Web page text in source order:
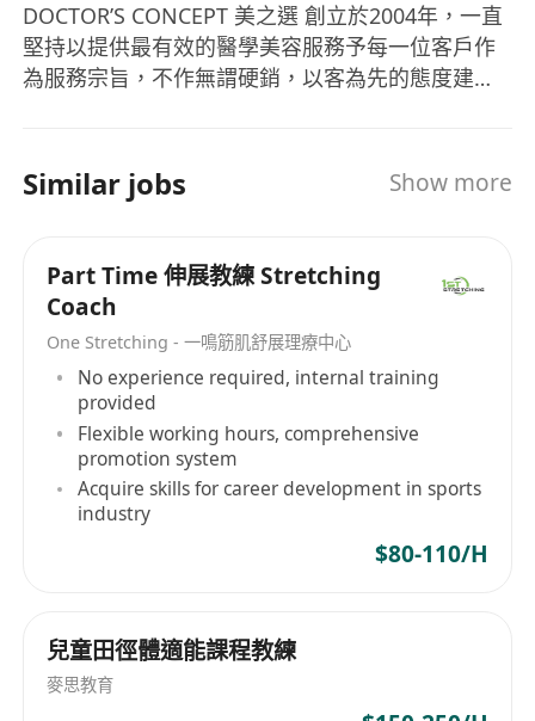
DOCTOR’S CONCEPT 美之選 創立於2004年，一直
堅持以提供最有效的醫學美容服務予每一位客戶作
為服務宗旨，不作無謂硬銷，以客為先的態度建立
科技，並引入嶄新儀器，務求帶給客戶多項國際級
醫美服務，於 DOCTOR’S CONCEPT 開展美麗之
Similar jobs Show more
Part Time 伸展教練 Stretching
Coach
One Stretching - 一鳴筋肌舒展理療中心
No experience required, internal training
provided
Flexible working hours, comprehensive
promotion system
Acquire skills for career development in sports
industry
$80-110/H
兒童田徑體適能課程教練
麥思教育